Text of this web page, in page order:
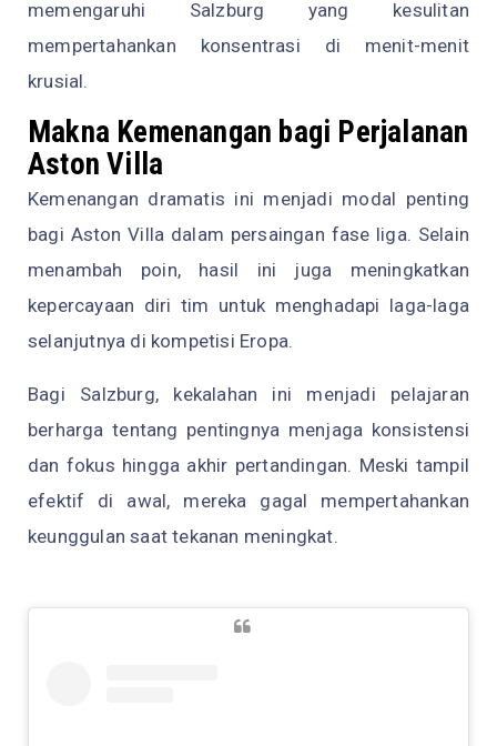
memengaruhi Salzburg yang kesulitan
mempertahankan konsentrasi di menit-menit
krusial.
Makna Kemenangan bagi Perjalanan
Aston Villa
Kemenangan dramatis ini menjadi modal penting
bagi Aston Villa dalam persaingan fase liga. Selain
menambah poin, hasil ini juga meningkatkan
kepercayaan diri tim untuk menghadapi laga-laga
selanjutnya di kompetisi Eropa.
Bagi Salzburg, kekalahan ini menjadi pelajaran
berharga tentang pentingnya menjaga konsistensi
dan fokus hingga akhir pertandingan. Meski tampil
efektif di awal, mereka gagal mempertahankan
keunggulan saat tekanan meningkat.